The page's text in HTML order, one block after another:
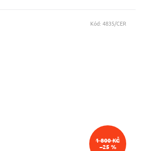
1 800 KČ
–25 %
Kód: 4835/CER